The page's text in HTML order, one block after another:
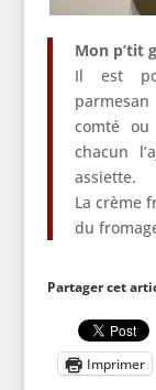
Mon p’tit
Il est
comté
chacun
assiette.
La crème
du
Partager cet
Imprimer